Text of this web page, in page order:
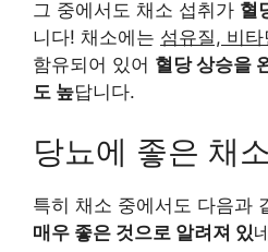
그 중에서도 채소 섭취가 혈
니다! 채소에는 섬유질, 비
함유되어 있어 혈당 상승을
도 높답니다.
당뇨에 좋은 채소
특히 채소 중에서도 다음과
매우 좋은 것으로 알려져 있